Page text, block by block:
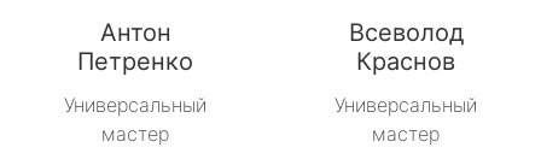
Антон
Петренко
Универсальный
мастер
Всеволод
Краснов
Универсальный
мастер